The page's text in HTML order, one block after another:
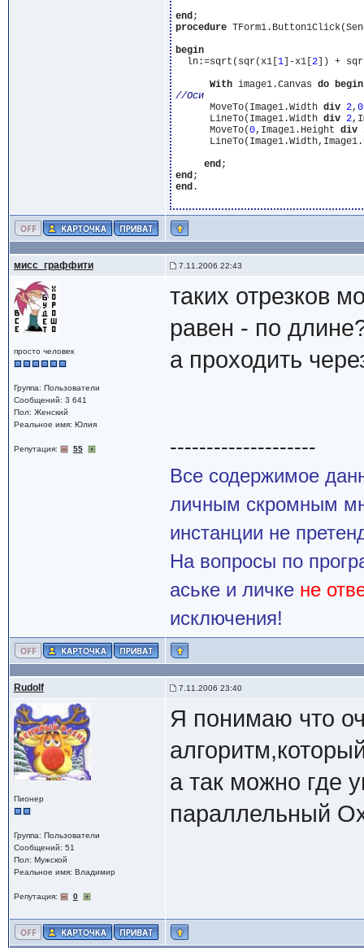
end
procedure
begin
  ln:=sqrt(sqr(x1[
1]-x1[ 2]) +
With image1.Canvas do begin
//Оси
      MoveTo(Image1.Width
div 2, 0
      LineTo(Image1.Width
div 2
      MoveTo(
0,Image1.Height div
end
end
end.
мисс_граффити 7.11.2006 22:43
просто человек
Группа: Пользователи
Сообщений: 3 641
Пол: Женский
Реальное имя: Юлия
Репутация: 55
таких отрезков
равен - по
а проходить
--------------------
Все содержимое
личным скромным
инстанции не
На вопросы по
аське и личке не
исключения!
Rudolf 7.11.2006 23:40
Пионер
Группа: Пользователи
Сообщений: 51
Пол: Мужской
Реальное имя: Владимир
Репутация: 0
Я понимаю что
а так можно где
параллельный